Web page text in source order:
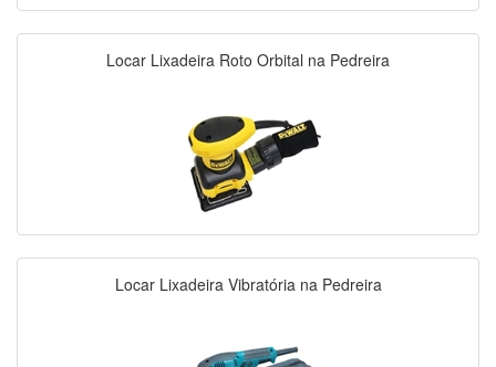
Locar Lixadeira Roto Orbital na Pedreira
Locar Lixadeira Vibratória na Pedreira